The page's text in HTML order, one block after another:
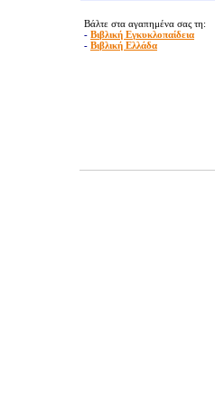
Βάλτε στα αγαπημένα σας τη:
- Βιβλική Εγκυκλοπαίδεια
- Βιβλική Ελλάδα